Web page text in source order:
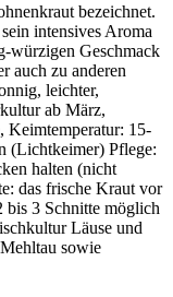
bezeichnet.
intensives Aroma
würzigen Geschmack
auch zu anderen
leichter,
ab März,
Keimtemperatur: 15-
(Lichtkeimer) Pflege:
halten (nicht
das frische Kraut vor
bis 3 Schnitte möglich
Läuse und
sowie